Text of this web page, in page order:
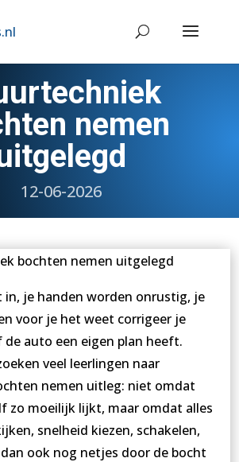
nemen
12-06-2026
in, je handen worden onrustig, je
voor je het weet corrigeer je
de auto een eigen plan heeft.
veel leerlingen naar
nemen uitleg: niet omdat
zo moeilijk lijkt, maar omdat alles
snelheid kiezen, schakelen,
ook nog netjes door de bocht